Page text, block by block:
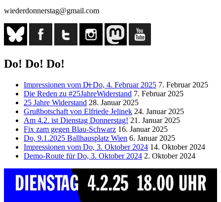
wiederdonnerstag@gmail.com
Do! Do! Do!
Impressionen vom D̶i̶ Do, 4. Februar 2025 7. Februar 2025
Die Reden zu #25JahreWiderstand 7. Februar 2025
25 Jahre Widerstand 28. Januar 2025
Grußbotschaft von Elfriede Jelinek 24. Januar 2025
Am 4.2. ist Dienstag Donnerstag! 21. Januar 2025
Fix zam gegen Blau-Schwarz 16. Januar 2025
Do, 9.1.2025 Ballhausplatz Wien 6. Januar 2025
Impressionen vom Do, 3. Oktober 2024 14. Oktober 2024
Demo-Route für Do, 3. Oktober 2024 2. Oktober 2024